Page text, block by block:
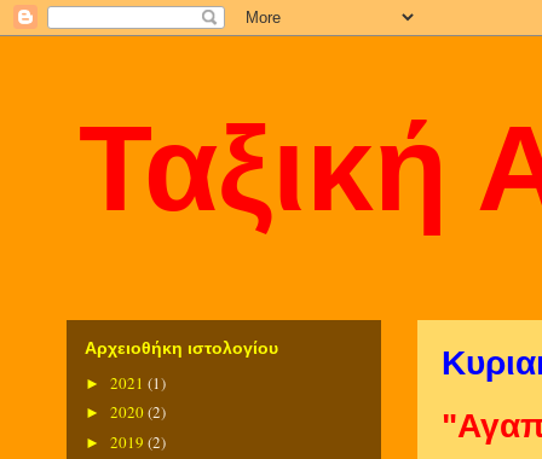
Ταξική
Αρχειοθήκη ιστολογίου
► 2021 (1)
► 2020(2)
► 2019 (2)